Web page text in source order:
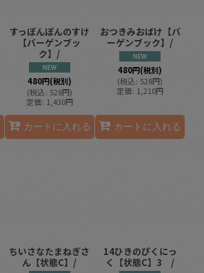
すっぽんぽんのすけ
【バーゲンブッ
ク】/
480円(税別)
(税込: 528円)
定価: 1,430円
カートに入れる
おつきみおばけ【バ
ーゲンブック】/
480円(税別)
(税込: 528円)
定価: 1,210円
カートに入れる
ちいさなたまねぎさ
ん【状態C】/
14ひきのぴくにっ
く【状態C】3 /